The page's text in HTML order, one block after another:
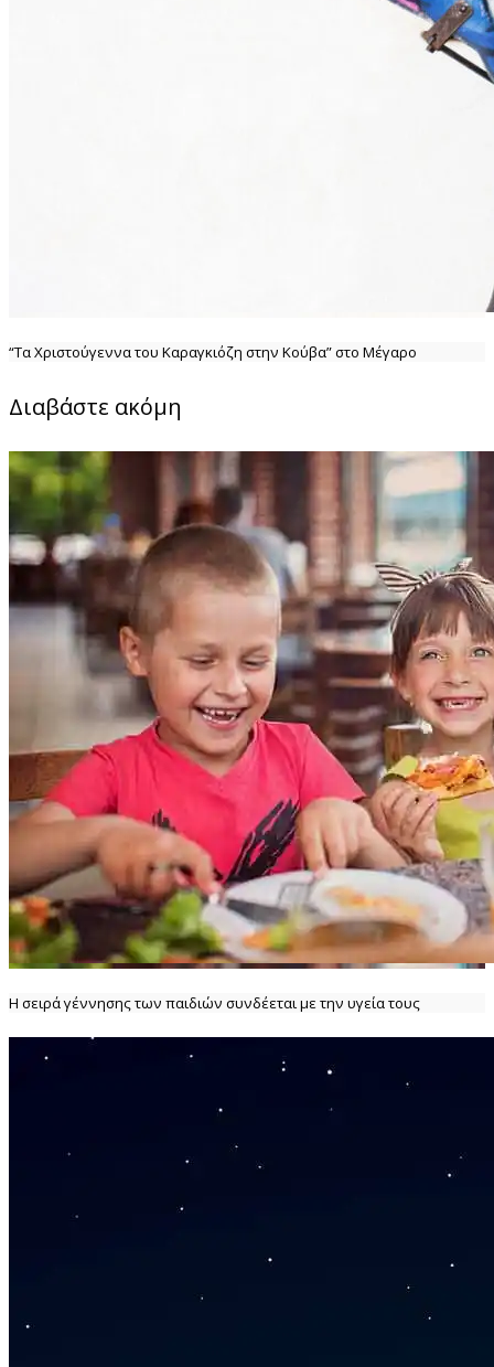
“Τα Χριστούγεννα του Καραγκιόζη στην Κούβα” στο Μέγαρο
Διαβάστε ακόμη
Η σειρά γέννησης των παιδιών συνδέεται με την υγεία τους